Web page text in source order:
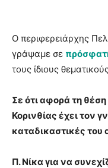
Ο περιφερειάρχης
γράψαμε σε
τους ίδιους
Σε ότι αφορά τη
Κορινθίας έχει τον
καταδικαστικές
Π. Νίκα για να